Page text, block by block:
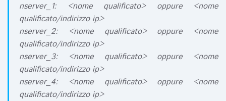
nserver_1: <nome qualificato> oppure <nome
qualificato/indirizzo ip>
nserver_2: <nome qualificato> oppure <nome
qualificato/indirizzo ip>
nserver_3: <nome qualificato> oppure <nome
qualificato/indirizzo ip>
nserver_4: <nome qualificato> oppure <nome
qualificato/indirizzo ip>